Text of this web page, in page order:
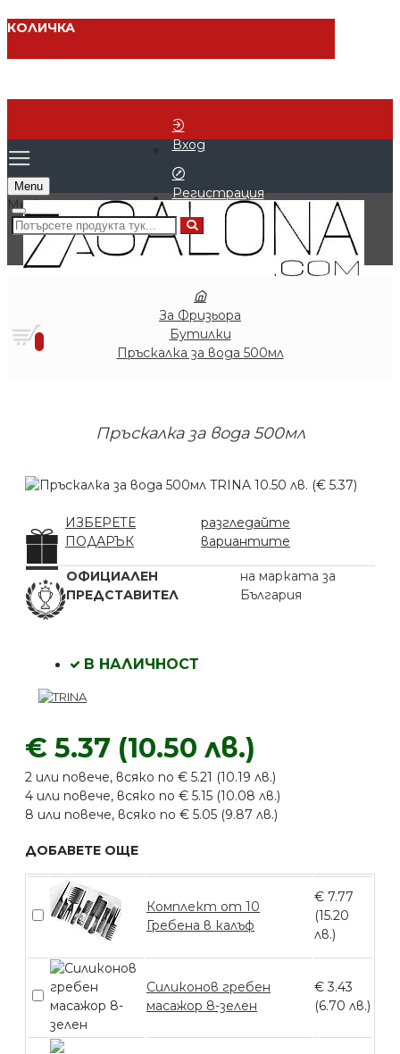
КОЛИЧКА
Вход
Регистрация
Menu
0 продукта - € 0.00 (0.00 лв.)
0
За Фризьора
Бутилки
Пръскалка за вода 500мл
Пръскалка за вода 500мл
ИЗБЕРЕТЕ
ПОДАРЪК
разгледайте
вариантите
ОФИЦИАЛЕН
ПРЕДСТАВИТЕЛ
на марката за
България
€ 5.37 (10.50 лв.)
2 или повече, всяко по € 5.21 (10.19 лв.)
4 или повече, всяко по € 5.15 (10.08 лв.)
8 или повече, всяко по € 5.05 (9.87 лв.)
В НАЛИЧНОСТ
ДОБАВЕТЕ ОЩЕ
Комплект от 10
Гребена в калъф
€ 7.77
(15.20
лв.)
Силиконов гребен
масажор 8-зелен
€ 3.43
(6.70 лв.)